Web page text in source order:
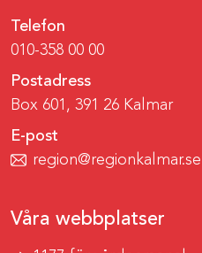
Telefon
010-358 00 00
Postadress
Box 601, 391 26 Kalmar
E-post
region@regionkalmar.se
Våra webbplatser